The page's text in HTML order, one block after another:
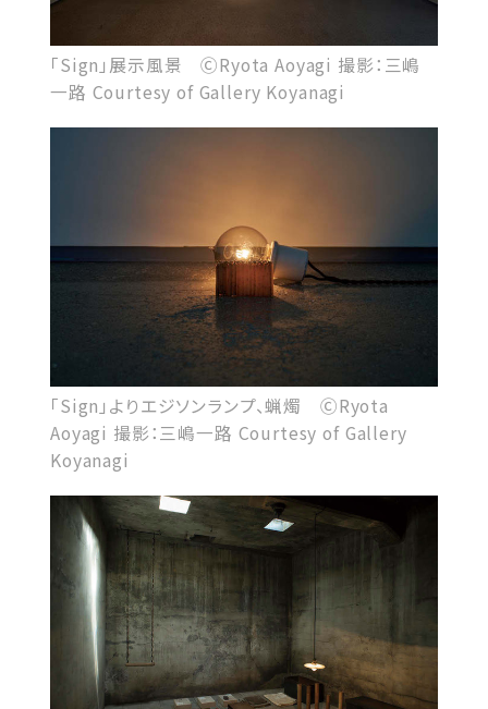
「Sign」展示風景 ⒸRyota Aoyagi 撮影：三嶋
一路 Courtesy of Gallery Koyanagi
「Sign」よりエジソンランプ、蝋燭 ⒸRyota
Aoyagi 撮影：三嶋一路 Courtesy of Gallery
Koyanagi